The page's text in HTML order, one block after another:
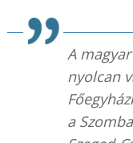
A
nyolcan
a